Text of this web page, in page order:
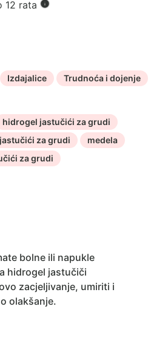
12 rata
Izdajalice Trudnoća i dojenje
hidrogel jastučići za grudi
jastučići za grudi
medela
za grudi
bolne ili napukle
hidrogel jastučiči
zacjeljivanje, umiriti i
olakšanje.